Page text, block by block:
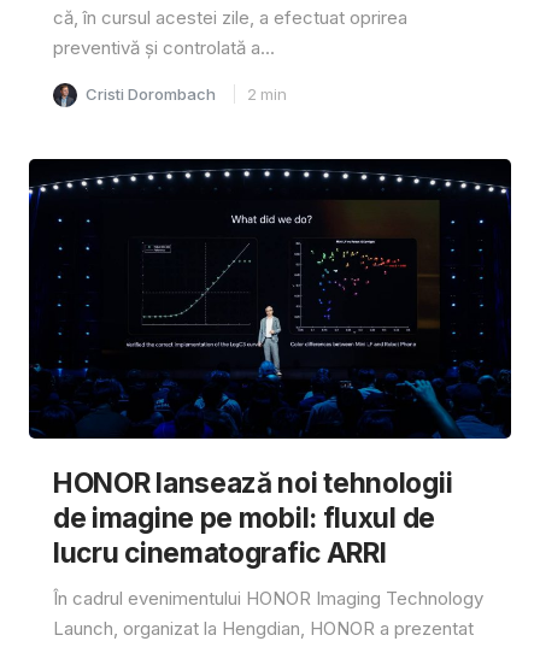
că, în cursul acestei zile, a efectuat oprirea
preventivă și controlată a...
Cristi Dorombach 2 min
HONOR lansează noi tehnologii
de imagine pe mobil: fluxul de
lucru cinematografic ARRI
În cadrul evenimentului HONOR Imaging Technology
Launch, organizat la Hengdian, HONOR a prezentat